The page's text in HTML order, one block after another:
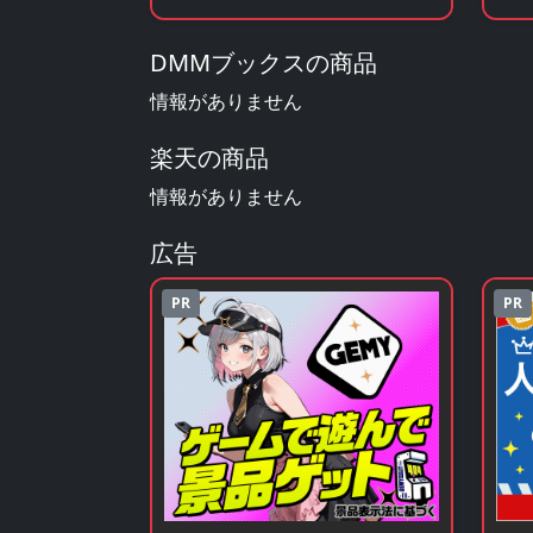
DMMブックスの商品
情報がありません
楽天の商品
情報がありません
広告
PR PR